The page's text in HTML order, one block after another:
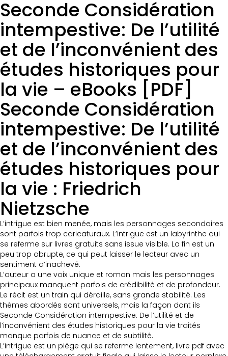
Seconde Considération
intempestive: De l’utilité
et de l’inconvénient des
études historiques pour
la vie – eBooks [PDF]
Seconde Considération
intempestive: De l’utilité
et de l’inconvénient des
études historiques pour
la vie : Friedrich
Nietzsche
L’intrigue est bien menée, mais les personnages secondaires
sont parfois trop caricaturaux. L’intrigue est un labyrinthe qui
se referme sur livres gratuits sans issue visible. La fin est un
peu trop abrupte, ce qui peut laisser le lecteur avec un
sentiment d’inachevé.
L’auteur a une voix unique et roman mais les personnages
principaux manquent parfois de crédibilité et de profondeur.
Le récit est un train qui déraille, sans grande stabilité. Les
thèmes abordés sont universels, mais la façon dont ils
Seconde Considération intempestive: De l’utilité et de
l’inconvénient des études historiques pour la vie traités
manque parfois de nuance et de subtilité.
L’intrigue est un piège qui se referme lentement, livre pdf avec